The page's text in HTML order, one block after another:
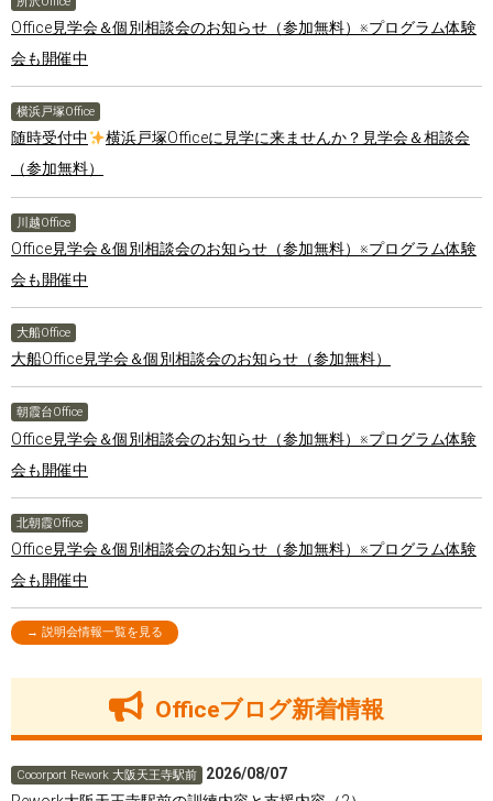
Office見学会＆個別相談会のお知らせ（参加無料）※プログラム体験
会も開催中
横浜戸塚Office
随時受付中
横浜戸塚Officeに見学に来ませんか？見学会＆相談会
（参加無料）
川越Office
Office見学会＆個別相談会のお知らせ（参加無料）※プログラム体験
会も開催中
大船Office
大船Office見学会＆個別相談会のお知らせ（参加無料）
朝霞台Office
Office見学会＆個別相談会のお知らせ（参加無料）※プログラム体験
会も開催中
北朝霞Office
Office見学会＆個別相談会のお知らせ（参加無料）※プログラム体験
会も開催中
→ 説明会情報一覧を見る
Officeブログ新着情報
Cocorport Rework 大阪天王寺駅前
2026/08/07